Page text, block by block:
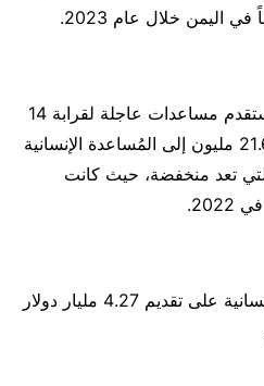
خلال عام 2023.
وأضاف أن المنظمة الدولية ستقدم مساعدات عاجلة لقرابة 14
مليون شخص، بينما سيحتاج 21.6 مليون إلى المُساعدة الإنسانية
تعد منخفضة، حيث كانت
كما ستقدم الخطة الأممية الإنسانية على تقديم 4.27 مليار دولار